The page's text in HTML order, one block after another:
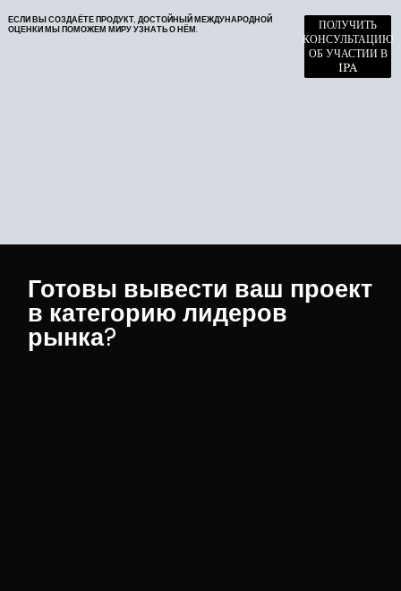
ЕСЛИ ВЫ СОЗДАЁТЕ ПРОДУКТ, ДОСТОЙНЫЙ МЕЖДУНАРОДНОЙ
ОЦЕНКИ МЫ ПОМОЖЕМ МИРУ УЗНАТЬ О НЁМ.
ПОЛУЧИТЬ
КОНСУЛЬТАЦИЮ
ОБ УЧАСТИИ В
IPA
Готовы вывести ваш проект
в категорию лидеров
рынка?